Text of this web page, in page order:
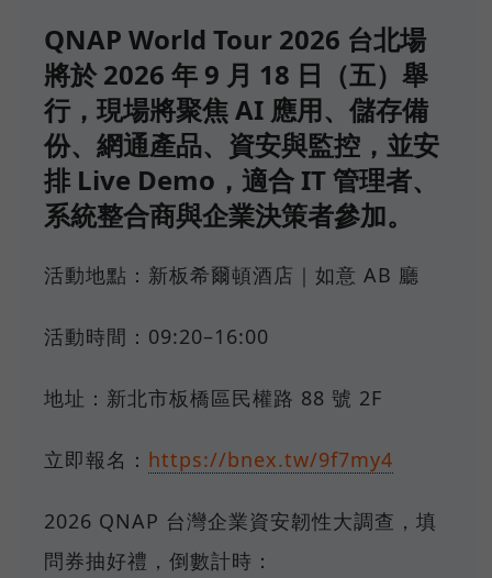
QNAP World Tour 2026 台北場
將於 2026 年 9 月 18 日（五）舉
行，現場將聚焦 AI 應用、儲存備
份、網通產品、資安與監控，並安
排 Live Demo，適合 IT 管理者、
系統整合商與企業決策者參加。
活動地點：新板希爾頓酒店｜如意 AB 廳
活動時間：09:20–16:00
地址：新北市板橋區民權路 88 號 2F
立即報名： https://bnex.tw/9f7my4
2026 QNAP 台灣企業資安韌性大調查，填
問券抽好禮，倒數計時：